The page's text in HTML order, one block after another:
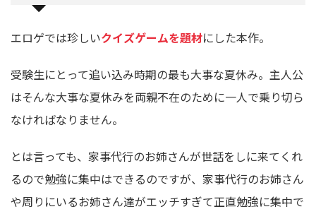
エロゲでは珍しいクイズゲームを題材にした本作。
受験生にとって追い込み時期の最も大事な夏休み。主人公
はそんな大事な夏休みを両親不在のために一人で乗り切ら
なければなりません。
とは言っても、家事代行のお姉さんが世話をしに来てくれ
るので勉強に集中はできるのですが、家事代行のお姉さん
や周りにいるお姉さん達がエッチすぎて正直勉強に集中で